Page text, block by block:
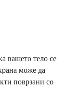
вашето тело се
може да
поврзани со